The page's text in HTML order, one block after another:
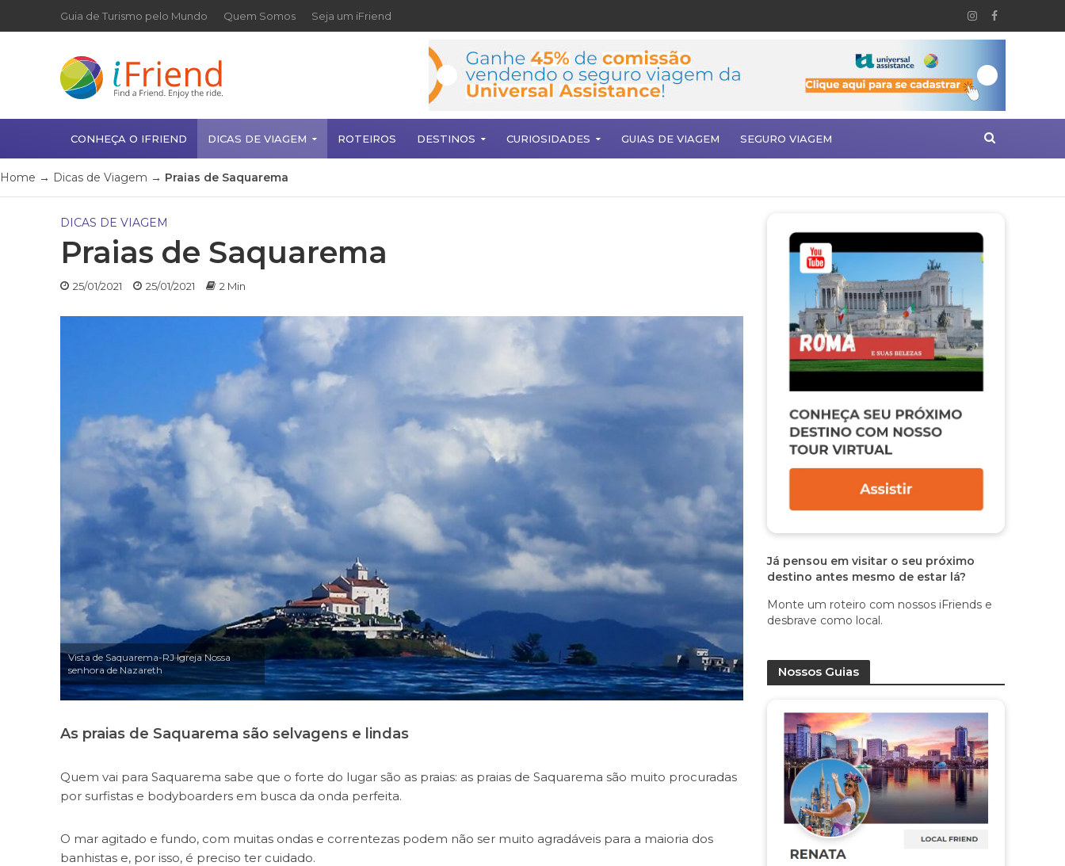
Guia de Turismo pelo Mundo Quem Somos Seja um iFriend
CONHEÇA O IFRIEND DICAS DE VIAGEM ROTEIROS DESTINOS CURIOSIDADES GUIAS DE VIAGEM SEGURO VIAGEM
Home → Dicas de Viagem → Praias de Saquarema
DICAS DE VIAGEM
Praias de Saquarema
25/01/2021 25/01/2021 2 Min
Vista de Saquarema-RJ Igreja Nossa
senhora de Nazareth
As praias de Saquarema são selvagens e lindas
Quem vai para Saquarema sabe que o forte do lugar são as praias: as praias de Saquarema são muito procuradas
por surfistas e bodyboarders em busca da onda perfeita.
O mar agitado e fundo, com muitas ondas e correntezas podem não ser muito agradáveis para a maioria dos
banhistas e, por isso, é preciso ter cuidado.
Já pensou em visitar o seu próximo
destino antes mesmo de estar lá?
Monte um roteiro com nossos iFriends e
desbrave como local.
Nossos Guias